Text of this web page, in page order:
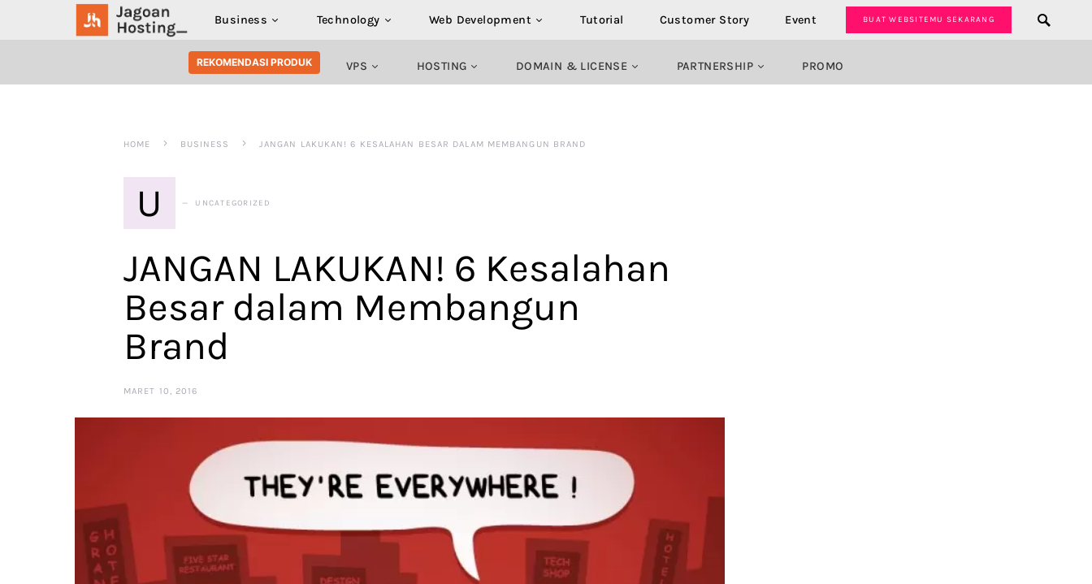
Business Technology Web Development Tutorial Customer Story Event BUAT WEBSITEMU SEKARANG
SEARCH FOR:
REKOMENDASI PRODUK VPS HOSTING DOMAIN & LICENSE PARTNERSHIP PROMO
HOME BUSINESS JANGAN LAKUKAN! 6 KESALAHAN BESAR DALAM MEMBANGUN BRAND
U UNCATEGORIZED
JANGAN LAKUKAN! 6 Kesalahan
Besar dalam Membangun
Brand
MARET 10, 2016